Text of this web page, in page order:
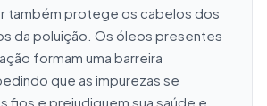
também protege os cabelos dos
da poluição. Os óleos presentes
formam uma barreira
que as impurezas se
fios e prejudiquem sua saúde e